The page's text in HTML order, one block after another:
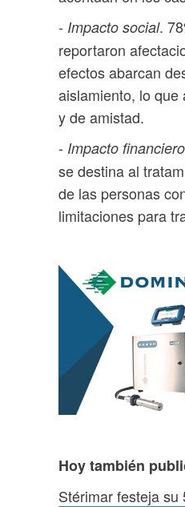
- Impacto social.
reportaron
efectos abarcan
aislamiento, lo que
y de amistad.
- Impacto financiero
se destina al
de las personas
limitaciones para
Hoy también
Stérimar festeja su